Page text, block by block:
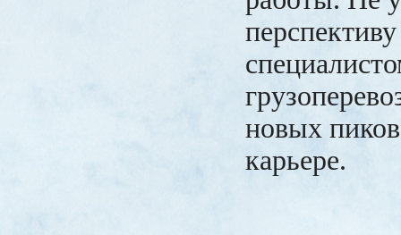
перспективу
новых
карьере.